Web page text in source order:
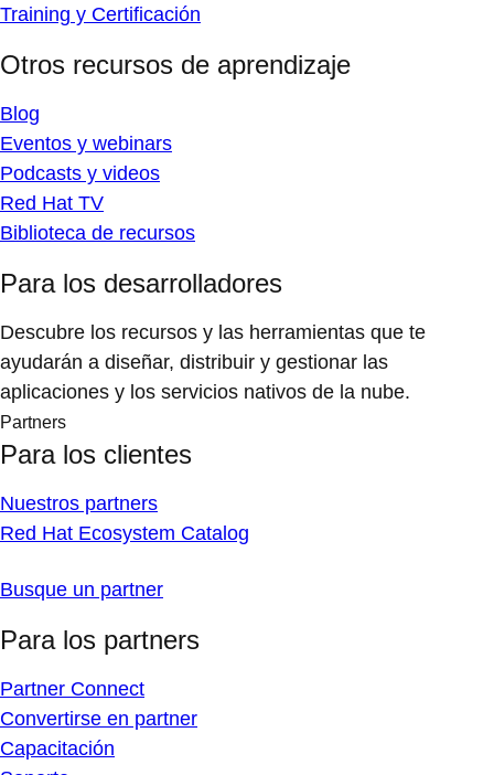
Training y Certificación
Otros recursos de aprendizaje
Blog
Eventos y webinars
Podcasts y videos
Red Hat TV
Biblioteca de recursos
Para los desarrolladores
Descubre los recursos y las herramientas que te
ayudarán a diseñar, distribuir y gestionar las
aplicaciones y los servicios nativos de la nube.
Partners
Para los clientes
Nuestros partners
Red Hat Ecosystem Catalog
Busque un partner
Para los partners
Partner Connect
Convertirse en partner
Capacitación